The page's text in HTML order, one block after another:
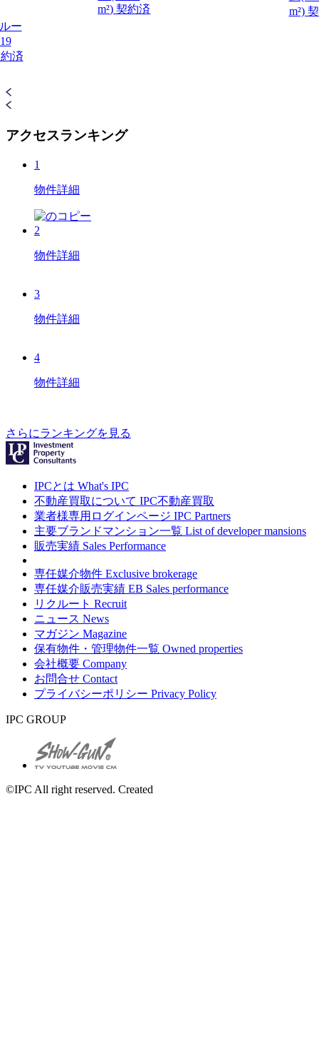
ー
済
m²) 契約済
m²)
アクセスランキング
1
物件詳細
2
物件詳細
3
物件詳細
4
物件詳細
さらにランキングを見る
IPCとは What's IPC
不動産買取について IPC不動産買取
業者様専用ログインページ IPC Partners
主要ブランドマンション一覧 List of developer mansions
販売実績 Sales Performance
専任媒介物件 Exclusive brokerage
専任媒介販売実績 EB Sales performance
リクルート Recruit
ニュース News
マガジン Magazine
保有物件・管理物件一覧 Owned properties
会社概要 Company
お問合せ Contact
プライバシーポリシー Privacy Policy
IPC GROUP
©IPC All right reserved. Created